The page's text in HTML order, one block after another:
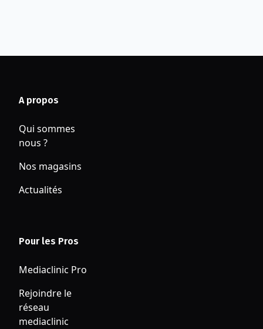
A propos
Qui sommes
nous ?
Nos magasins
Actualités
Pour les Pros
Mediaclinic Pro
Rejoindre le
réseau
mediaclinic